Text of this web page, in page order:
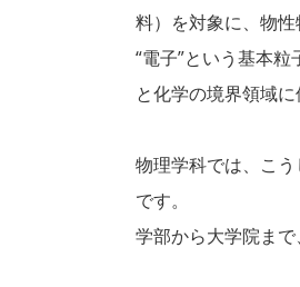
料）を対象に、物性
“電子”という基本
と化学の境界領域に
物理学科では、こ
です。
学部から大学院ま